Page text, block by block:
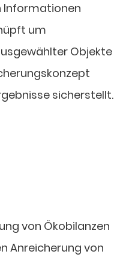
Informationen
um
Objekte
sicherstellt.
von Ökobilanzen
Anreicherung von